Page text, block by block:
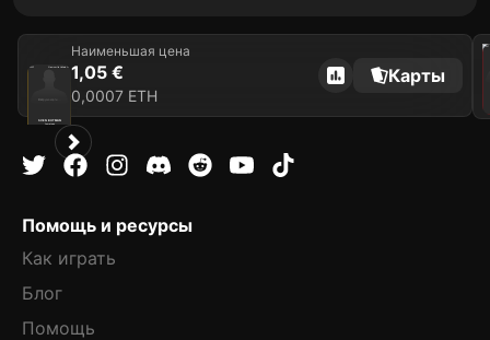
Newcastle United FC
2025
SVEN BOTMAN
Защитник
Загрузка карты...
Наименьшая цена
1,05 €
0,0007 ETH
Карты
2021
Помощь и ресурсы
Как играть
Блог
Помощь